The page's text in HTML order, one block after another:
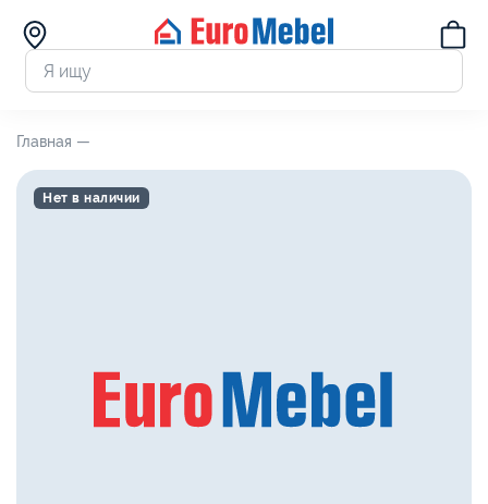
Главная —
Нет в наличии